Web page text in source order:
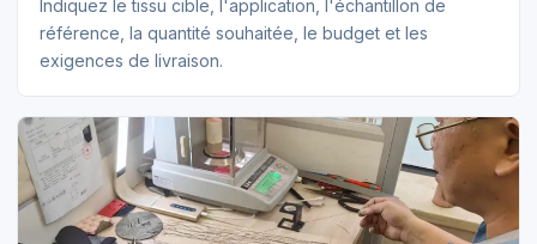
Indiquez le tissu cible, l'application, l'échantillon de
référence, la quantité souhaitée, le budget et les
exigences de livraison.